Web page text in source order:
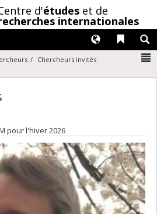
d'études et de
internationales
Liens
Langues
Chercheurs invités
pour l'hiver 2026